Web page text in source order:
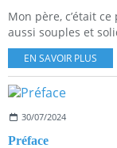
Mon père, c’était
aussi souples et
EN SAVOIR PLUS
30/07/2024
Préface